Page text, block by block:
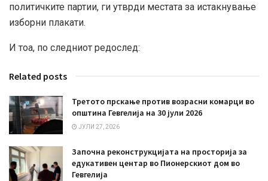
политичките партии, ги утврди местата за истакнување
изборни плакати.
И тоа, по следниот редослед:
Related posts
Третото прскање против возрасни комарци во
општина Гевгелија на 30 јули 2026
ЈУЛИ 27, 2026
Започна реконструкцијата на просторија за
едукативен центар во Пионерскиот дом во
Гевгелија